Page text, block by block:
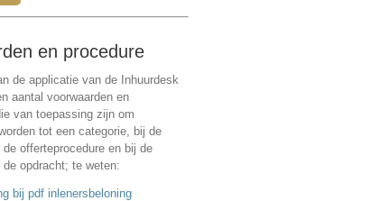
en procedure
de applicatie van de Inhuurdesk
aantal voorwaarden en
van toepassing zijn om
tot een categorie, bij de
offerteprocedure en bij de
opdracht; te weten:
bij pdf inlenersbeloning